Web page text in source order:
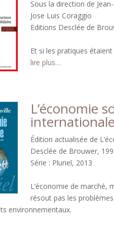
Sous la direction de
Jose Luis Coraggio
Editions Desclée de
Et si les pratiques
lire plus…
L’économie
internationale
Édition actualisée de
Desclée de Brouwer,
Série : Pluriel, 2013
L’économie de marché,
résout pas les
environnementaux.